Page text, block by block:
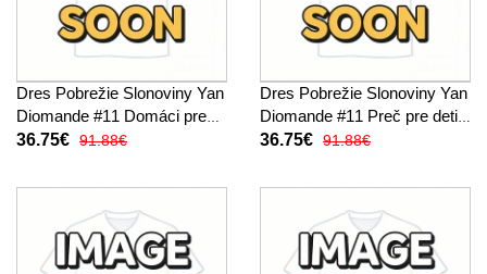
Dres Pobrežie Slonoviny Yan
Diomande #11 Domáci pre
deti MS 2026 Krátky Rukáv
36.75€ 91.88€
Dres Pobrežie Slonoviny Yan
Diomande #11 Preč pre deti
MS 2026 Krátky Rukáv (+
36.75€ 91.88€